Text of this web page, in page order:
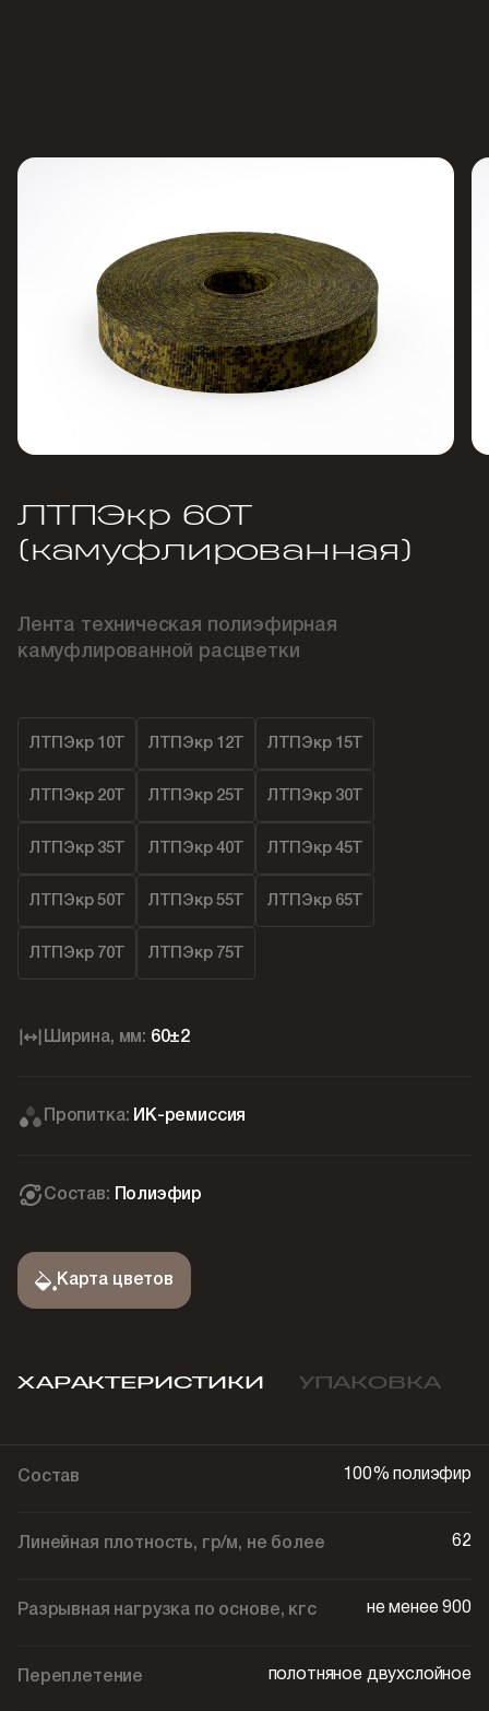
ЛТПЭкр 60Т
(камуфлированная)
Лента техническая полиэфирная
камуфлированной расцветки
ЛТПЭкр 10Т ЛТПЭкр 12Т ЛТПЭкр 15Т
ЛТПЭкр 20Т ЛТПЭкр 25Т ЛТПЭкр 30Т
ЛТПЭкр 35Т ЛТПЭкр 40Т ЛТПЭкр 45Т
ЛТПЭкр 50Т ЛТПЭкр 55Т ЛТПЭкр 65Т
ЛТПЭкр 70Т ЛТПЭкр 75Т
Ширина, мм: 60±2
Пропитка: ИК-ремиссия
Состав: Полиэфир
Карта цветов
ХАРАКТЕРИСТИКИ УПАКОВКА
Состав 100% полиэфир
Линейная плотность, гр/м, не более 62
Разрывная нагрузка по основе, кгс не менее 900
Переплетение полотняное двухслойное